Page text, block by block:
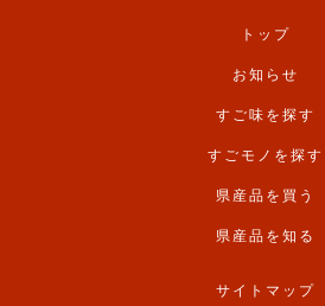
トップ
お知らせ
すご味を探す
すごモノを探す
県産品を買う
県産品を知る
サイトマップ